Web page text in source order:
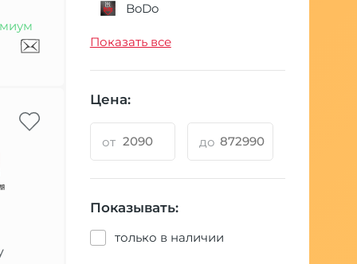
BoDo
BSP
Conceptic Design
Craft
CWP
DON
DSH
Показать все
Цена:
от до
Показывать:
только в наличии